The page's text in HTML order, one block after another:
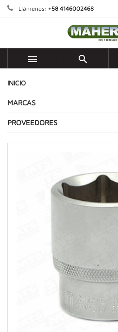
Llámenos: +58 4146002468
 
INICIO
MARCAS
PROVEEDORES